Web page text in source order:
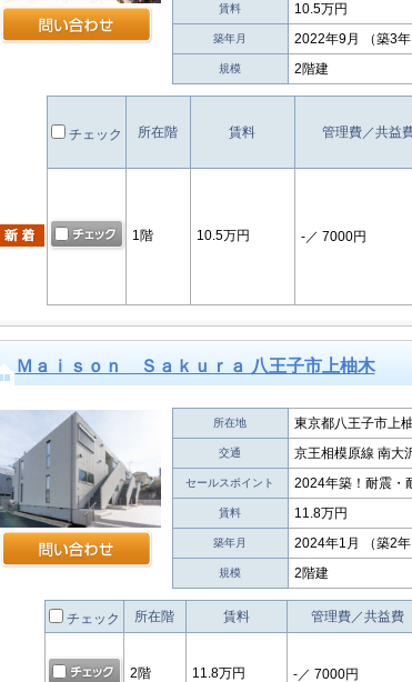
賃料 10.5万円
築年月 2022年9月 （築3年
規模 2階建
チェック 所在階 賃料 管理費／共益
1階 10.5万円 -／ 7000円
Ｍａｉｓｏｎ Ｓａｋｕｒａ 八王子市上柚木
所在地 東京都八王子市上
交通 京王相模原線 南大
セールスポイント 2024年築！耐震・
賃料 11.8万円
築年月 2024年1月 （築2年
規模 2階建
チェック 所在階 賃料 管理費／共益費
2階 11.8万円 -／ 7000円